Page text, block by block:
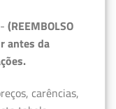
(REEMBOLSO
antes da
carências,